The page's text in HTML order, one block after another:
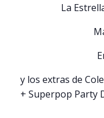
La
y los extras de
+ Superpop Party